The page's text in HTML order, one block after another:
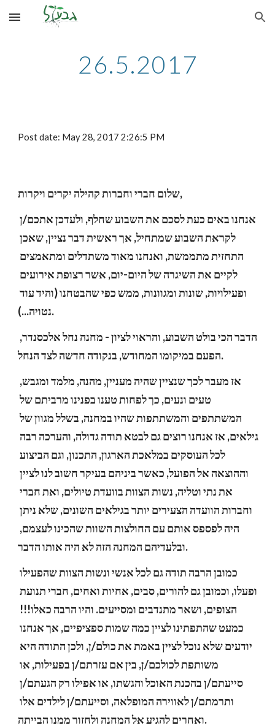
Skip to main content Skip to navigation
26.5.2017
Post date: May 28, 2017 2:26:5 PM
שלום חברי וחברות קהילה יקרים ויקרות,
אנחנו באים כעת לסכם את השבוע שחלף, ולעדכן אתכם/ן
לקראת השבוע שמתחיל, אך ראשית דבר נציין, שאכן
ופעילויות, שונות ומגוונות, ממש כפי שהבטחנו (והיד עוד
נטויה...).
הפעם במיקומו המחוד​ש, ​בנקודה חדשה ל​צד​ הנחל.
טעים ונעים, כך לפחות טענו בפנינו מרביתם של
המשתתפים והמשתתפות שהיו במחנה, בשלל מגוון של
לכל העוסקים במלאכת הארגון, התכנון, וגם הביצוע
וההוצאה אל הפועל, כאשר ביניהם בעיקר חשוב לנו לציין
את נתי וטליה, נשות הצוות בוועדת טיולים, ואת חברי
וחברות הוועדה הצעירים יותר בגילאים השונים, שלא ניתן
ובלעדיהם המחנה הזה לא היה אותו הדבר.
כמובן הרבה תודה גם לכל אנשי ונשות הצוות שהפעילו
ופעלו, וכמובן גם להורים, סבים, אחיות ואחים, חברי תנועת
כמעט שהתפתינו לציין כמה שמות ספציפיים, אך אנחנו
משותפת לכולכם/ן, בין אם עזרתם/ן בפעילות, או
סייעתם/ן בהכנת האוכל והגשתו, או אפילו רק הגעתם/ן
ותרמתם/ן לאווירה המופלאה, וסייעתם/ן לילדים אלו
ואחרים להגיע אל המחנה ולחזור ממנו הבייתה.